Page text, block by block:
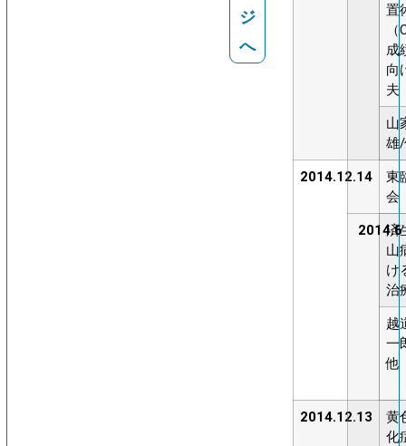
ジ
へ
置
成
向
夫
山
雄
2014.12.14
東
会
済
山
け
治
越
一
他
2014.12.13
黄
化
2014.6